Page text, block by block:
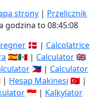
strony | Przelicznik
godzina to 08:45:08
🇩🇰 | Calcolatrice
🇪🇸🇲🇽 | Calculator🇬🇧
🇵🇭 | Calculator
| Hesap Makinesi 🇹🇷 |
🇮🇩 | Kalkylator